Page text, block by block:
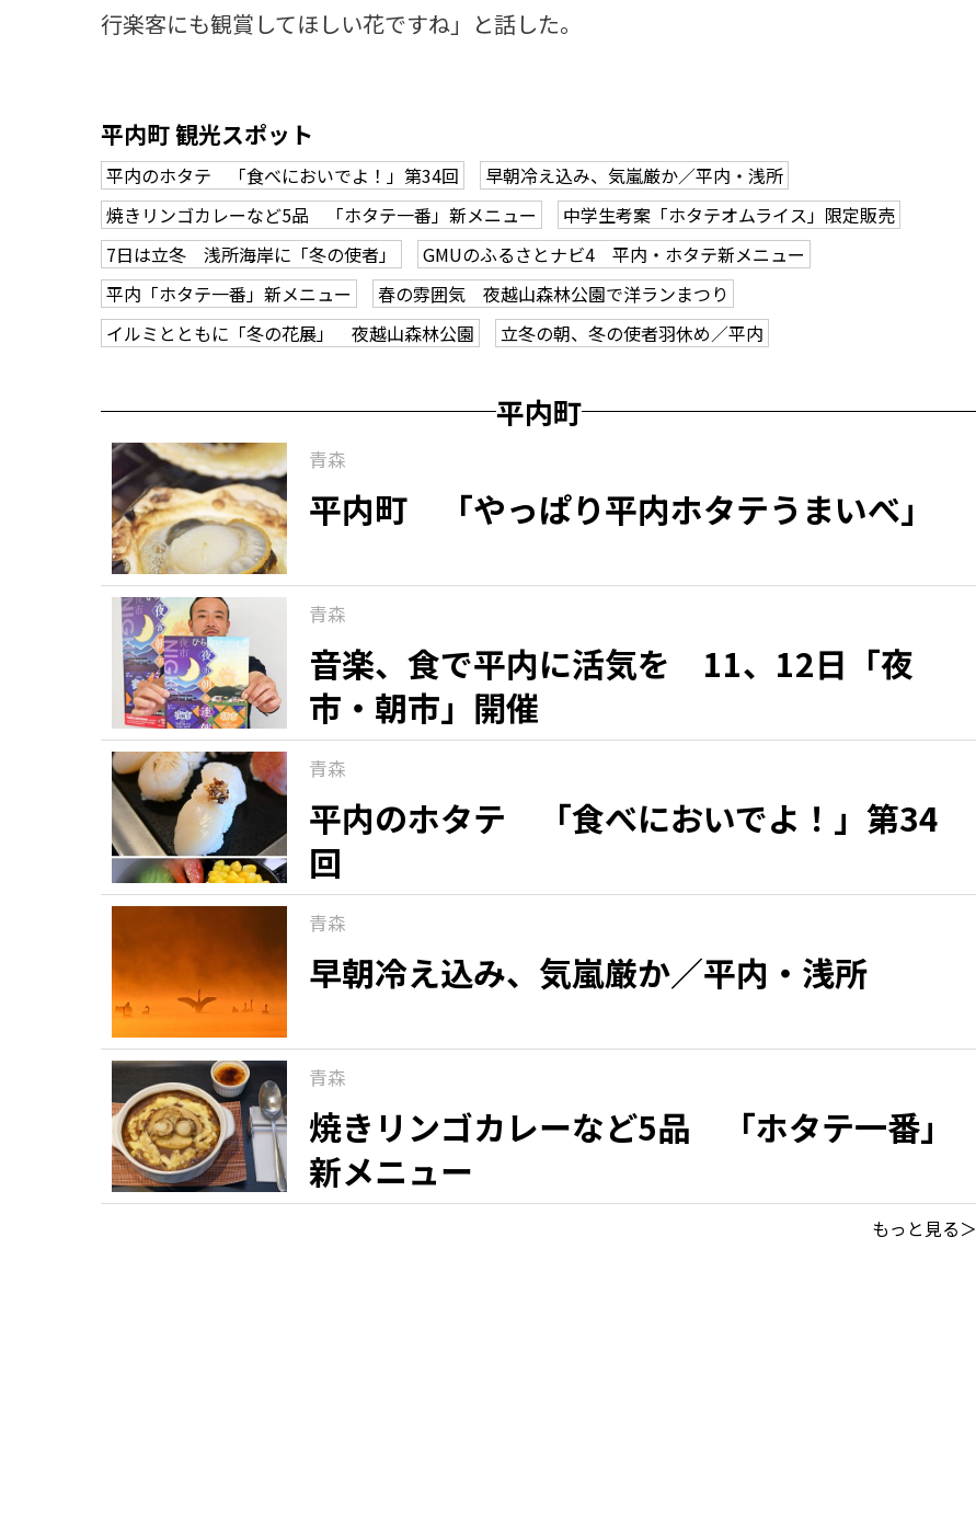
行楽客にも観賞してほしい花ですね」と話した。
平内町 観光スポット
平内のホタテ 「食べにおいでよ！」第34回
早朝冷え込み、気嵐厳か／平内・浅所
焼きリンゴカレーなど5品 「ホタテ一番」新メニュー
中学生考案「ホタテオムライス」限定販売
7日は立冬 浅所海岸に「冬の使者」
GMUのふるさとナビ4 平内・ホタテ新メニュー
平内「ホタテ一番」新メニュー
春の雰囲気 夜越山森林公園で洋ランまつり
イルミとともに「冬の花展」 夜越山森林公園
立冬の朝、冬の使者羽休め／平内
平内町
青森
平内町 「やっぱり平内ホタテうまいべ」
青森
音楽、食で平内に活気を 11、12日「夜
市・朝市」開催
青森
平内のホタテ 「食べにおいでよ！」第34
回
青森
早朝冷え込み、気嵐厳か／平内・浅所
青森
焼きリンゴカレーなど5品 「ホタテ一番」
新メニュー
もっと見る＞